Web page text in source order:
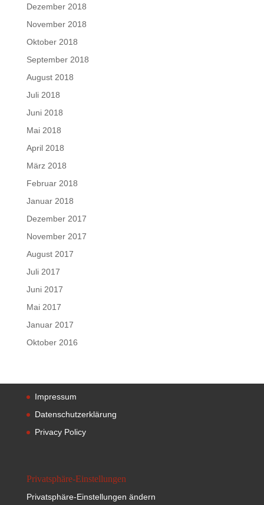
Dezember 2018
November 2018
Oktober 2018
September 2018
August 2018
Juli 2018
Juni 2018
Mai 2018
April 2018
März 2018
Februar 2018
Januar 2018
Dezember 2017
November 2017
August 2017
Juli 2017
Juni 2017
Mai 2017
Januar 2017
Oktober 2016
Impressum
Datenschutzerklärung
Privacy Policy
Privatsphäre-Einstellungen
Privatsphäre-Einstellungen ändern